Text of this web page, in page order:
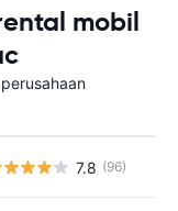
mobil
7.8 (96)